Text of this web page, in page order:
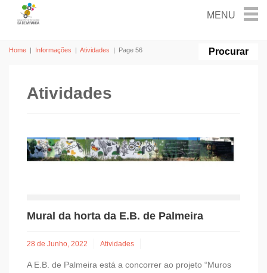
Home | Informações | Atividades | Page 56
Atividades
Mural da horta da E.B. de Palmeira
28 de Junho, 2022 Atividades
A E.B. de Palmeira está a concorrer ao projeto “Muros